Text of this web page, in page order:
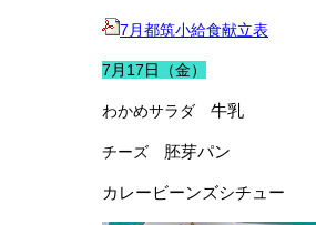
7月都筑小給食献立表
7月17日（金）
わかめサラダ 牛乳
チーズ 胚芽パン
カレービーンズシチュー